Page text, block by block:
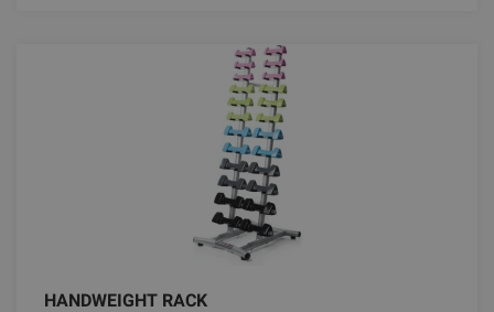
HANDWEIGHT RACK